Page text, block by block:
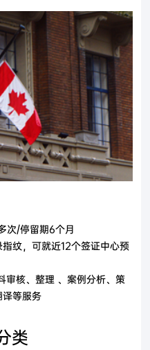
次/停留期6个月
纹，可就近12个签证中心预
审核、整理 、案例分析、策
译等服务
类